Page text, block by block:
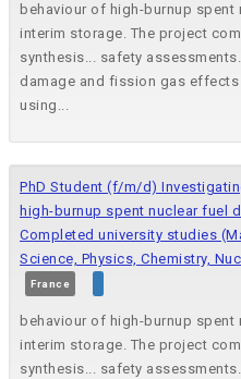
behaviour of high-burnup spent
interim storage. The project
synthesis... safety
damage and fission gas effects
using...
PhD Student (f/m/d)
high-burnup spent nuclear fuel
Completed university studies
Science, Physics, Chemistry,
France
behaviour of high-burnup spent
interim storage. The project
synthesis... safety